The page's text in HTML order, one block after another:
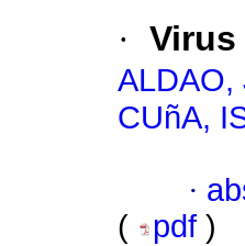
·
ALDAO,
CUñA,
·
(
pdf )